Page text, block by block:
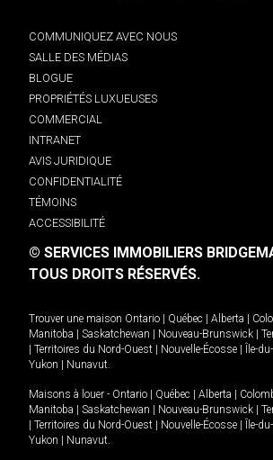
COMMUNIQUEZ AVEC NOUS
SALLE DES MÉDIAS
BLOGUE
PROPRIÉTÉS LUXUEUSES
COMMERCIAL
INTRANET
AVIS JURIDIQUE
CONFIDENTIALITÉ
TÉMOINS
ACCESSIBILITÉ
© SERVICES IMMOBILIERS
TOUS DROITS RÉSERVÉS.
Trouver une maison Ontario | Québec | Alberta |
Manitoba | Saskatchewan | Nouveau-Brunswick |
| Territoires du Nord-Ouest | Nouvelle-Écosse | Île-
Yukon | Nunavut.
Maisons à louer - Ontario | Québec | Alberta |
Manitoba | Saskatchewan | Nouveau-Brunswick |
| Territoires du Nord-Ouest | Nouvelle-Écosse | Île-
Yukon | Nunavut.